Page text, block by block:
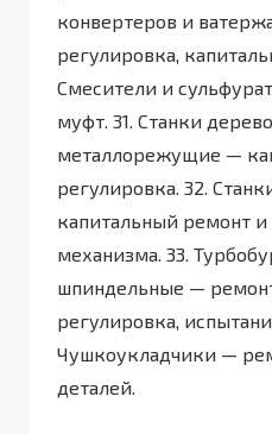
конвертеров и
регулировка,
Смесители и
муфт. 31. Станки
металлорежущие —
регулировка. 32.
капитальный ремонт и
механизма. 33.
шпиндельные —
регулировка,
Чушкоукладчики —
деталей.